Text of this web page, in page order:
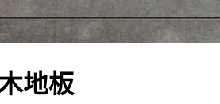
地板